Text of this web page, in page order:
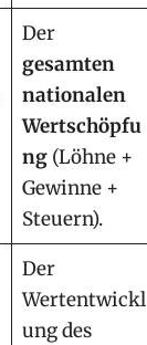
Der
gesamten
nationalen
Wertschöpfu
ng(Löhne +
Gewinne +
Steuern).
Der
Wertentwickl
ung des